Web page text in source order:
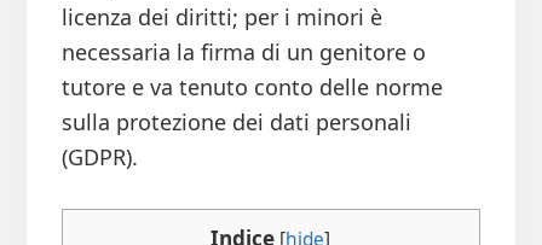
licenza dei diritti; per i minori è
necessaria la firma di un genitore o
tutore e va tenuto conto delle norme
sulla protezione dei dati personali
(GDPR).
Indice